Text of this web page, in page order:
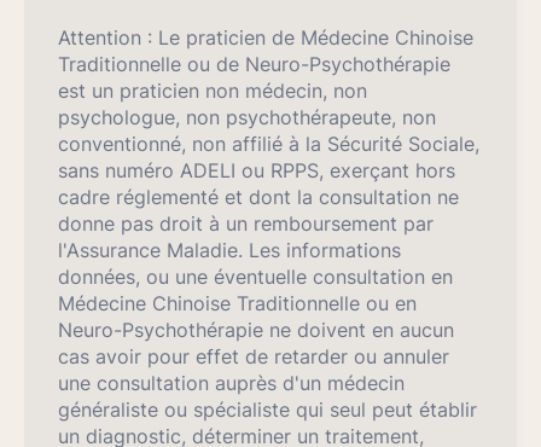
Attention : Le praticien de Médecine Chinoise
Traditionnelle ou de Neuro-Psychothérapie
est un praticien non médecin, non
psychologue, non psychothérapeute, non
conventionné, non affilié à la Sécurité Sociale,
sans numéro ADELI ou RPPS, exerçant hors
cadre réglementé et dont la consultation ne
donne pas droit à un remboursement par
l'Assurance Maladie. Les informations
données, ou une éventuelle consultation en
Médecine Chinoise Traditionnelle ou en
Neuro-Psychothérapie ne doivent en aucun
cas avoir pour effet de retarder ou annuler
une consultation auprès d'un médecin
généraliste ou spécialiste qui seul peut établir
un diagnostic, déterminer un traitement,